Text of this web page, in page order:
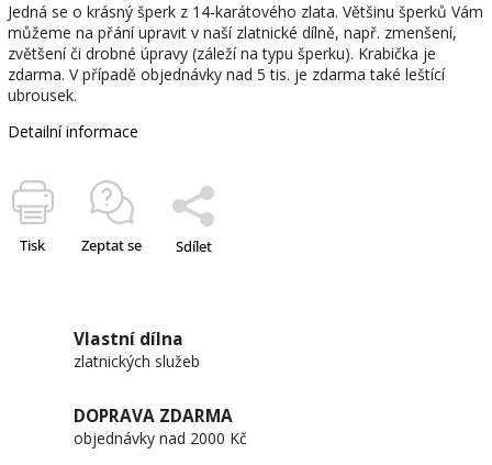
Jedná se o krásný šperk z 14-karátového zlata. Většinu šperků Vám
můžeme na přání upravit v naší zlatnické dílně, např. zmenšení,
zvětšení či drobné úpravy (záleží na typu šperku). Krabička je
zdarma. V případě objednávky nad 5 tis. je zdarma také leštící
ubrousek.
Detailní informace
Tisk Zeptat se Sdílet
Vlastní dílna
zlatnických služeb
DOPRAVA ZDARMA
objednávky nad 2000 Kč